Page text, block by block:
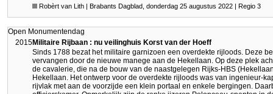
Robèrt van Lith | Brabants Dagblad, donderdag 25 augustus 2022 | Regio 3
Open Monumentendag
2015Militaire Rijbaan : nu veilinghuis Korst van der Hoeff
Sinds 1788 bezat het militaire garnizoen een overdekte rijloods. Deze
vervangen door de nieuwe manege aan de Hekellaan. Op deze plek
de cavalerie, die na de bouw van de naastgelegen Rijks-HBS
Hekellaan. Het ontwerp voor de overdekte rijloods was van ingenieur-
rijvlak met aan de voorzijde een klein portaal en enkele bergingen.